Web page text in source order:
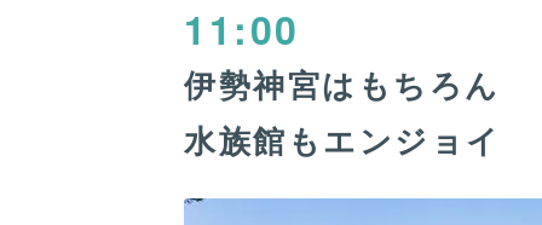
11:00
伊勢神宮はもちろん
水族館もエンジョイ